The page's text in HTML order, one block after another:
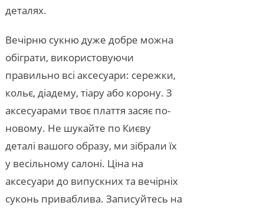
деталях.
Вечірню сукню дуже добре можна
обіграти, використовуючи
правильно всі аксесуари: сережки,
кольє, діадему, тіару або корону. З
аксесуарами твоє плаття засяє по-
новому. Не шукайте по Києву
деталі вашого образу, ми зібрали їх
у весільному салоні. Ціна на
аксесуари до випускних та вечірніх
суконь приваблива. Записуйтесь на